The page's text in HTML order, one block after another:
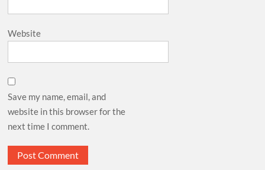
Website
Save my name, email, and
website in this browser for the
next time I comment.